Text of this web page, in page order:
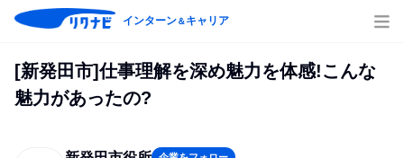
インターン＆キャリア
[新発田市]仕事理解を深め魅力を体感!こんな
魅力があったの?